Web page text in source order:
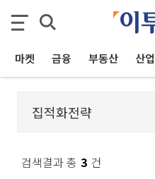
마켓 금융 부동산 산업
검색결과 총 3 건